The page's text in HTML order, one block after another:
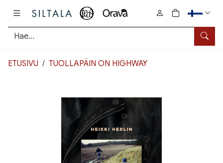
Hae
0
tuotetta
ETUSIVU TUOLLAPÄIN ON HIGHWAY